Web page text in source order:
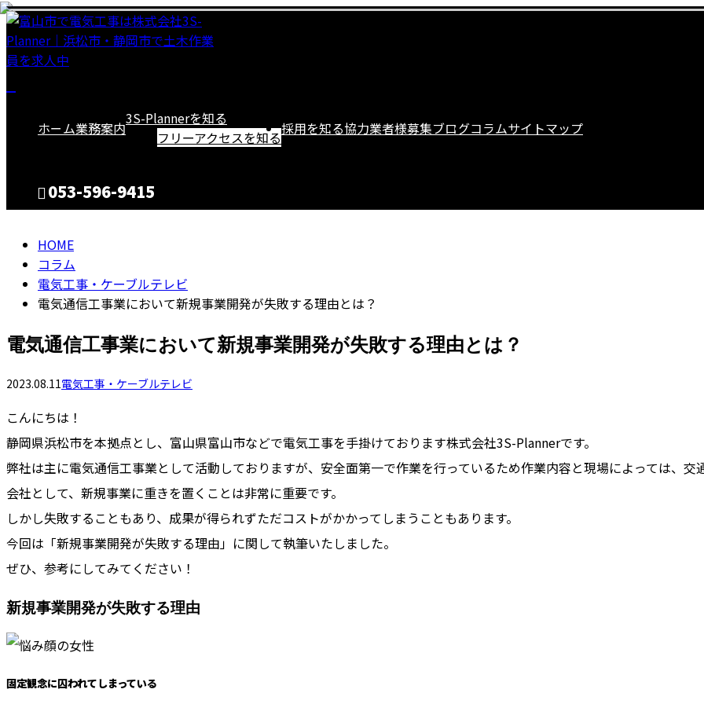
ホーム業務案内
3S-Plannerを知る
フリーアクセスを知る
採用を知る協力業者様募集ブログコラムサイトマップ
053-596-9415
CONTACT
コ
column
HOME
コラム
電気工事・ケーブルテレビ
電気通信工事業において新規事業開発が失敗する理由とは？
電気通信工事業において新規事業開発が失敗する理由とは？
2023.08.11電気工事・ケーブルテレビ
こんにちは！
静岡県浜松市を本拠点とし、富山県富山市などで電気工事を手掛けております株式会社3S-Plannerです。
弊社は主に電気通信工事業として活動しておりますが、安全面第一で作業を行っているため作業内容と現場によっては、交
会社として、新規事業に重きを置くことは非常に重要です。
しかし失敗することもあり、成果が得られずただコストがかかってしまうこともあります。
今回は「新規事業開発が失敗する理由」に関して執筆いたしました。
ぜひ、参考にしてみてください！
新規事業開発が失敗する理由
固定観念に囚われてしまっている